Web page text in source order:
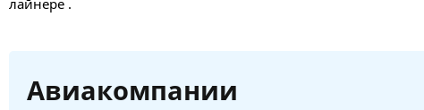
Авиакомпании